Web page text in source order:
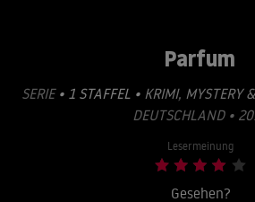
Parfum
SERIE • 1 STAFFEL • KRIMI, MYSTERY
DEUTSCHLAND •
Lesermeinung
Gesehen?